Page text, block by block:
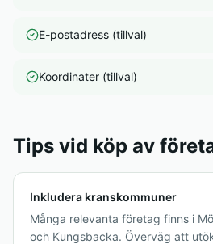
E-postadress (tillval)
Koordinater (tillval)
Tips vid köp av
Inkludera kranskommuner
Många relevanta företag finns i
och Kungsbacka. Överväg att